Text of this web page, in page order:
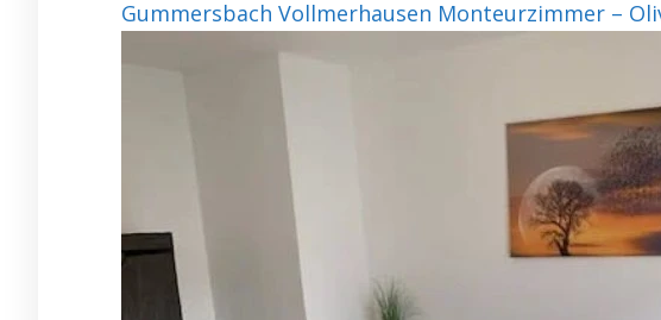
Gummersbach Vollmerhausen Monteurzimmer –